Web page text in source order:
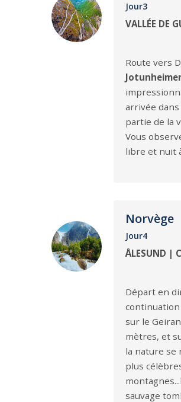
Jour3
VALLÉE DE
Route vers
arrivée
partie de la
Vous
libre et nuit
Norvège
Jour4
ÅLESUND |
Départ en
sur le
mètres, et
la nature se
plus
sauvage